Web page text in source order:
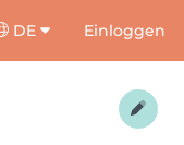
DE Einloggen